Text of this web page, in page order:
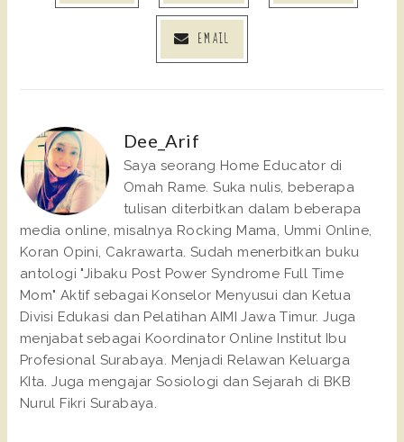
EMAIL
Dee_Arif
Saya seorang Home Educator di
Omah Rame. Suka nulis, beberapa
tulisan diterbitkan dalam beberapa
media online, misalnya Rocking Mama, Ummi Online,
Koran Opini, Cakrawarta. Sudah menerbitkan buku
antologi "Jibaku Post Power Syndrome Full Time
Mom" Aktif sebagai Konselor Menyusui dan Ketua
Divisi Edukasi dan Pelatihan AIMI Jawa Timur. Juga
menjabat sebagai Koordinator Online Institut Ibu
Profesional Surabaya. Menjadi Relawan Keluarga
KIta. Juga mengajar Sosiologi dan Sejarah di BKB
Nurul Fikri Surabaya.